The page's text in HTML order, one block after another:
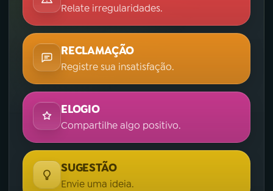
Relate irregularidades.
RECLAMAÇÃO
Registre sua insatisfação.
ELOGIO
Compartilhe algo positivo.
SUGESTÃO
Envie uma ideia.